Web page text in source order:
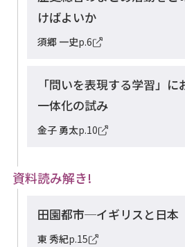
けばよいか
須郷 一史p.6
「問いを表現する学習」
一体化の試み
金子 勇太p.10
資料読み解き!
田園都市─イギリスと日本
東 秀紀p.15